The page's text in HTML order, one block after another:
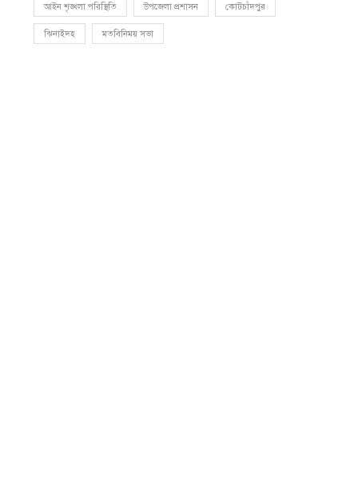
আইন শৃঙ্খলা পরিস্থিতি উপজেলা প্রশাসন কোটচাঁদপুর
ঝিনাইদহ মতবিনিময় সভা